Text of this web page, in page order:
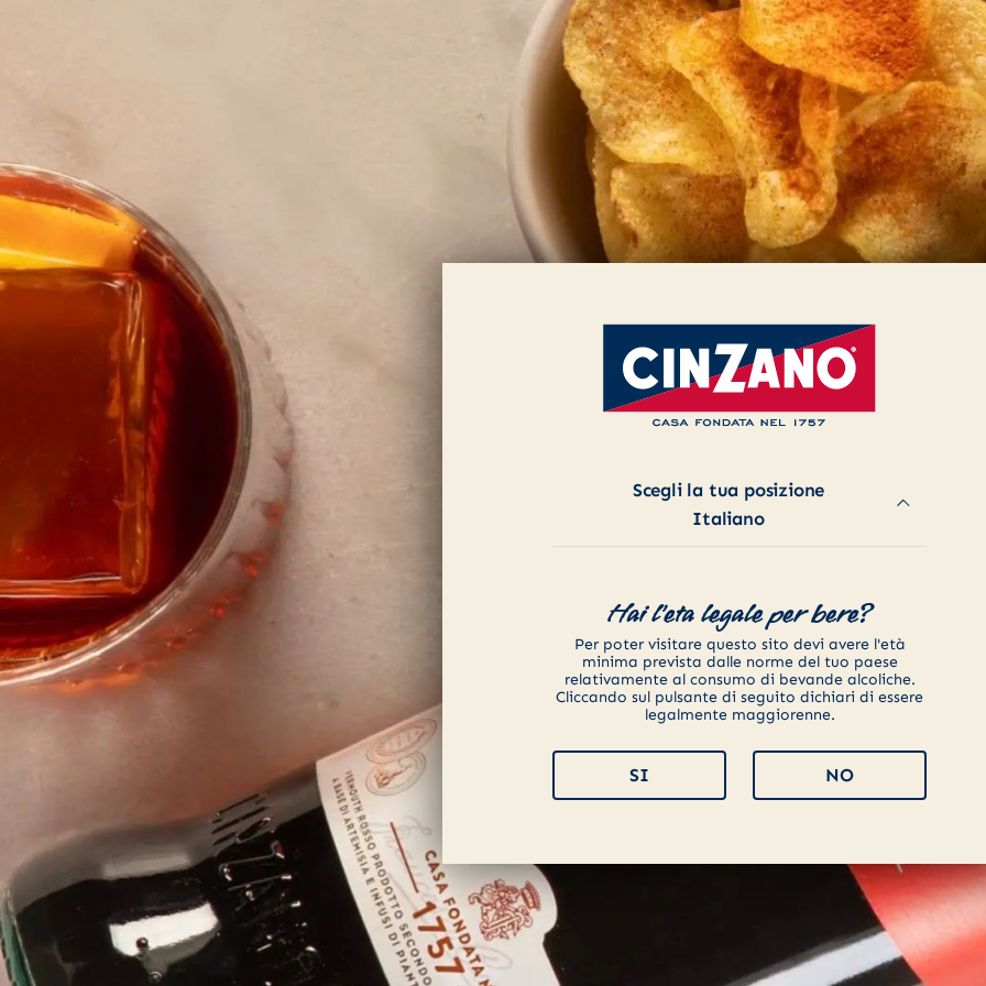
Scegli la tua posizione
Italiano
Hai l'eta legale per bere?
Per poter visitare questo sito devi avere l'età
minima prevista dalle norme del tuo paese
relativamente al consumo di bevande alcoliche.
Cliccando sul pulsante di seguito dichiari di essere
legalmente maggiorenne.
SI
Informativa sulla raccolta Le tue preferenze relative alla